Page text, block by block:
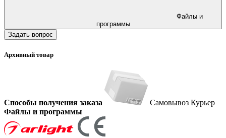
программы
Задать вопрос
Архивный товар
Способы получения заказа Самовывоз Курьер
Файлы и программы